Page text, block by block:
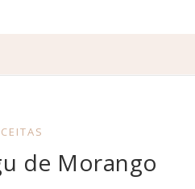
de Morango